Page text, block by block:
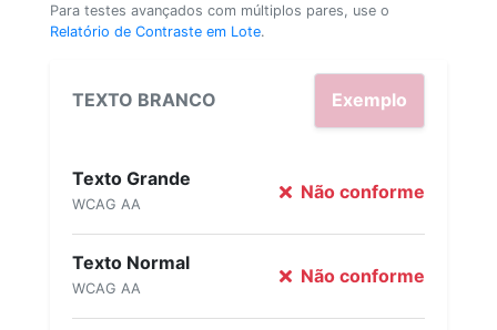
Para testes avançados com múltiplos pares, use o
Relatório de Contraste em Lote.
TEXTO BRANCO Exemplo
Texto Grande
WCAG AA
Não conforme
Texto Normal
WCAG AA
Não conforme